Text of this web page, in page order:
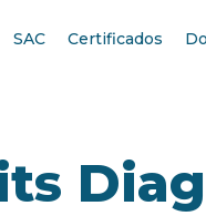
SAC Certificados